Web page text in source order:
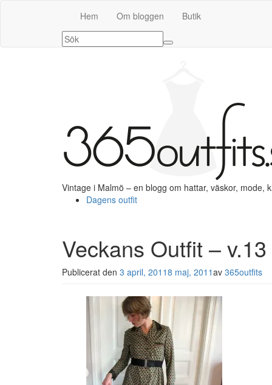
Hem Om bloggen Butik
Vintage i Malmö – en blogg om hattar, väskor, mode,
Dagens outfit
Veckans Outfit – v.13
Publicerat den 3 april, 20118 maj, 2011av 365outfits